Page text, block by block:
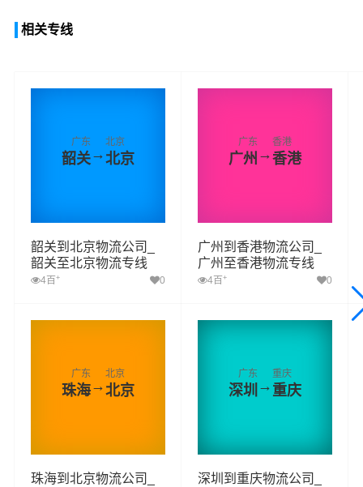
相关专线
广东
韶关→
北京
北京
韶关到北京物流公司_
韶关至北京物流专线
4百 + 0
广东
广州 →
香港
香港
广州到香港物流公司_
广州至香港物流专线
4百 + 0
广东
珠海→
北京
北京
珠海到北京物流公司_
广东
深圳→
重庆
重庆
深圳到重庆物流公司_